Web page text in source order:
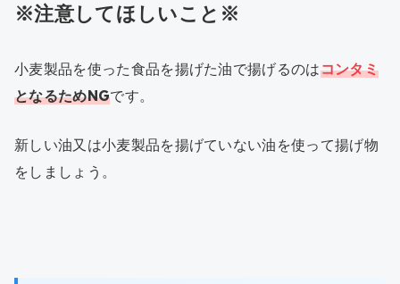
※注意してほしいこと※
小麦製品を使った食品を揚げた油で揚げるのはコンタミ
となるためNGです。
新しい油又は小麦製品を揚げていない油を使って揚げ物
をしましょう。